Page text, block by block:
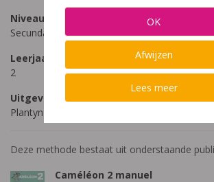
Niveau
Secundair Onderwijs
Leerjaar
2
Uitgeverij
Plantyn
Deze methode bestaat uit onderstaande
Caméléon 2 manuel
OK
Afwijzen
Lees meer